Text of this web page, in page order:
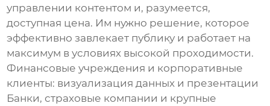
управлении контентом и, разумеется,
доступная цена. Им нужно решение, которое
эффективно завлекает публику и работает на
максимум в условиях высокой проходимости.
Финансовые учреждения и корпоративные
клиенты: визуализация данных и презентации
Банки, страховые компании и крупные